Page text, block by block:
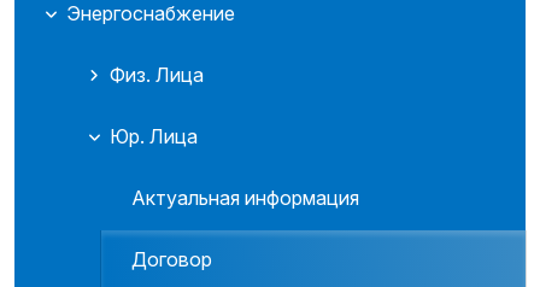
Энергоснабжение
Физ. Лица
Юр. Лица
Актуальная информация
Договор